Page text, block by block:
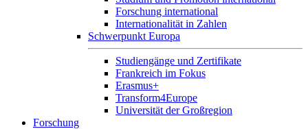
Forschung international
Internationalität in Zahlen
Schwerpunkt Europa
Studiengänge und Zertifikate
Frankreich im Fokus
Erasmus+
Transform4Europe
Universität der Großregion
Forschung